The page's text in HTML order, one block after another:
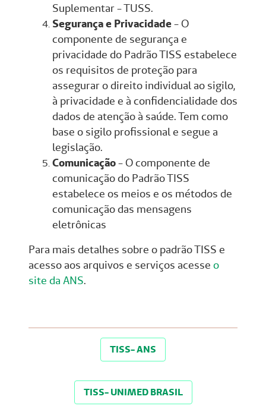
Suplementar - TUSS.
Segurança e Privacidade- O
componente de segurança e
privacidade do Padrão TISS estabelece
os requisitos de proteção para
assegurar o direito individual ao sigilo,
à privacidade e à confidencialidade dos
dados de atenção à saúde. Tem como
base o sigilo profissional e segue a
legislação.
Comunicação- O componente de
comunicação do Padrão TISS
estabelece os meios e os métodos de
comunicação das mensagens
eletrônicas
Para mais detalhes sobre o padrão TISS e
acesso aos arquivos e serviços acesse o
site da ANS.
TISS- ANS
TISS- UNIMED BRASIL